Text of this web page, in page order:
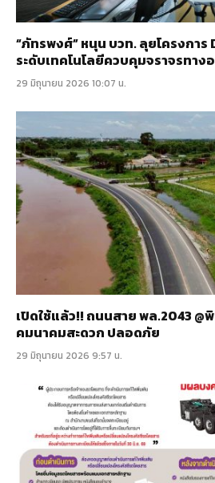
“ภัทรพงศ์” หนุน บวท. ลุยโครงกา
ระดับเทคโนโลยีควบคุมจราจรทาง
29 มิถุนายน 2026 10:07 น.
เปิดใช้แล้ว!! ถนนสาย พล.2043
คมนาคมสะดวก ปลอดภัย
29 มิถุนายน 2026 9:57 น.